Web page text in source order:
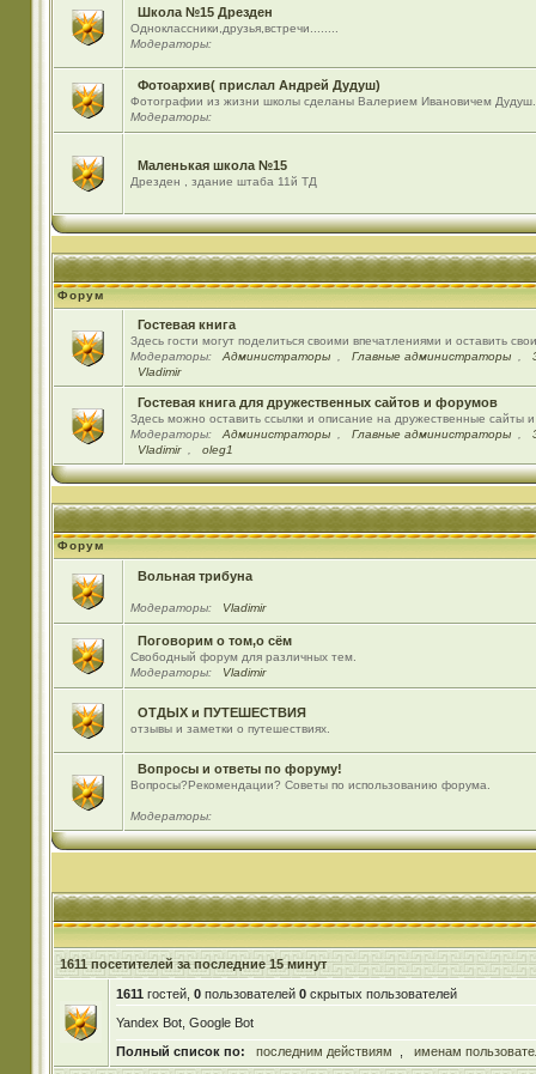
Школа №15 Дрезден
Одноклассники,друзья,встречи........
Модераторы:
Фотоархив( прислал Андрей Дудуш)
Фотографии из жизни школы сделаны Валерием Ивановичем Дудуш.
Модераторы:
Маленькая школа №15
Дрезден , здание штаба 11й ТД
Форум
Гостевая книга
Здесь гости могут поделиться своими впечатлениями и оставить
Модераторы:
Администраторы Главные администраторы
Vladimir
Гостевая книга для дружественных сайтов и форумов
Здесь можно оставить ссылки и описание на дружественные сайты
Модераторы:
Администраторы Главные администраторы
Vladimir
oleg1
Форум
Вольная трибуна
Модераторы: Vladimir
Поговорим о том,о сём
Свободный форум для различных тем.
Модераторы:
Vladimir
ОТДЫХ и ПУТЕШЕСТВИЯ
отзывы и заметки о путешествиях.
Вопросы и ответы по форуму!
Вопросы?Рекомендации? Советы по использованию форума.
Модераторы:
1611 посетителей за последние 15 минут
1611 гостей, 0пользователей 0скрытых пользователей
Yandex Bot, Google Bot
Полный список по:
последним действиям именам